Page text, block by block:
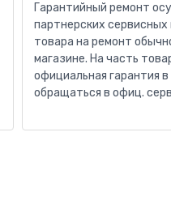
Гарантийный ремонт
партнерских
товара на ремонт
магазине. На часть
официальная гарантия
обращаться в офиц.